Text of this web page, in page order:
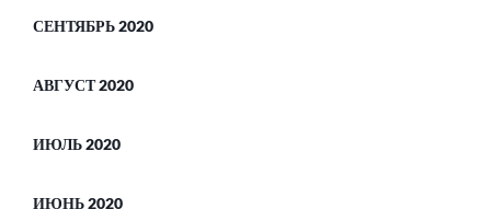
СЕНТЯБРЬ 2020
АВГУСТ 2020
ИЮЛЬ 2020
ИЮНЬ 2020